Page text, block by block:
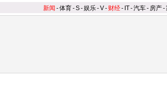
新闻 -体育-S-娱乐-V- 财经- IT-汽车- 房产-